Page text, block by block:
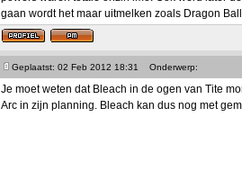
gaan wordt het maar uitmelken zoals Dragon Ball
Geplaatst: 02 Feb 2012 18:31
Onderwerp:
Je moet weten dat Bleach in de ogen van Tite
Arc in zijn planning. Bleach kan dus nog met